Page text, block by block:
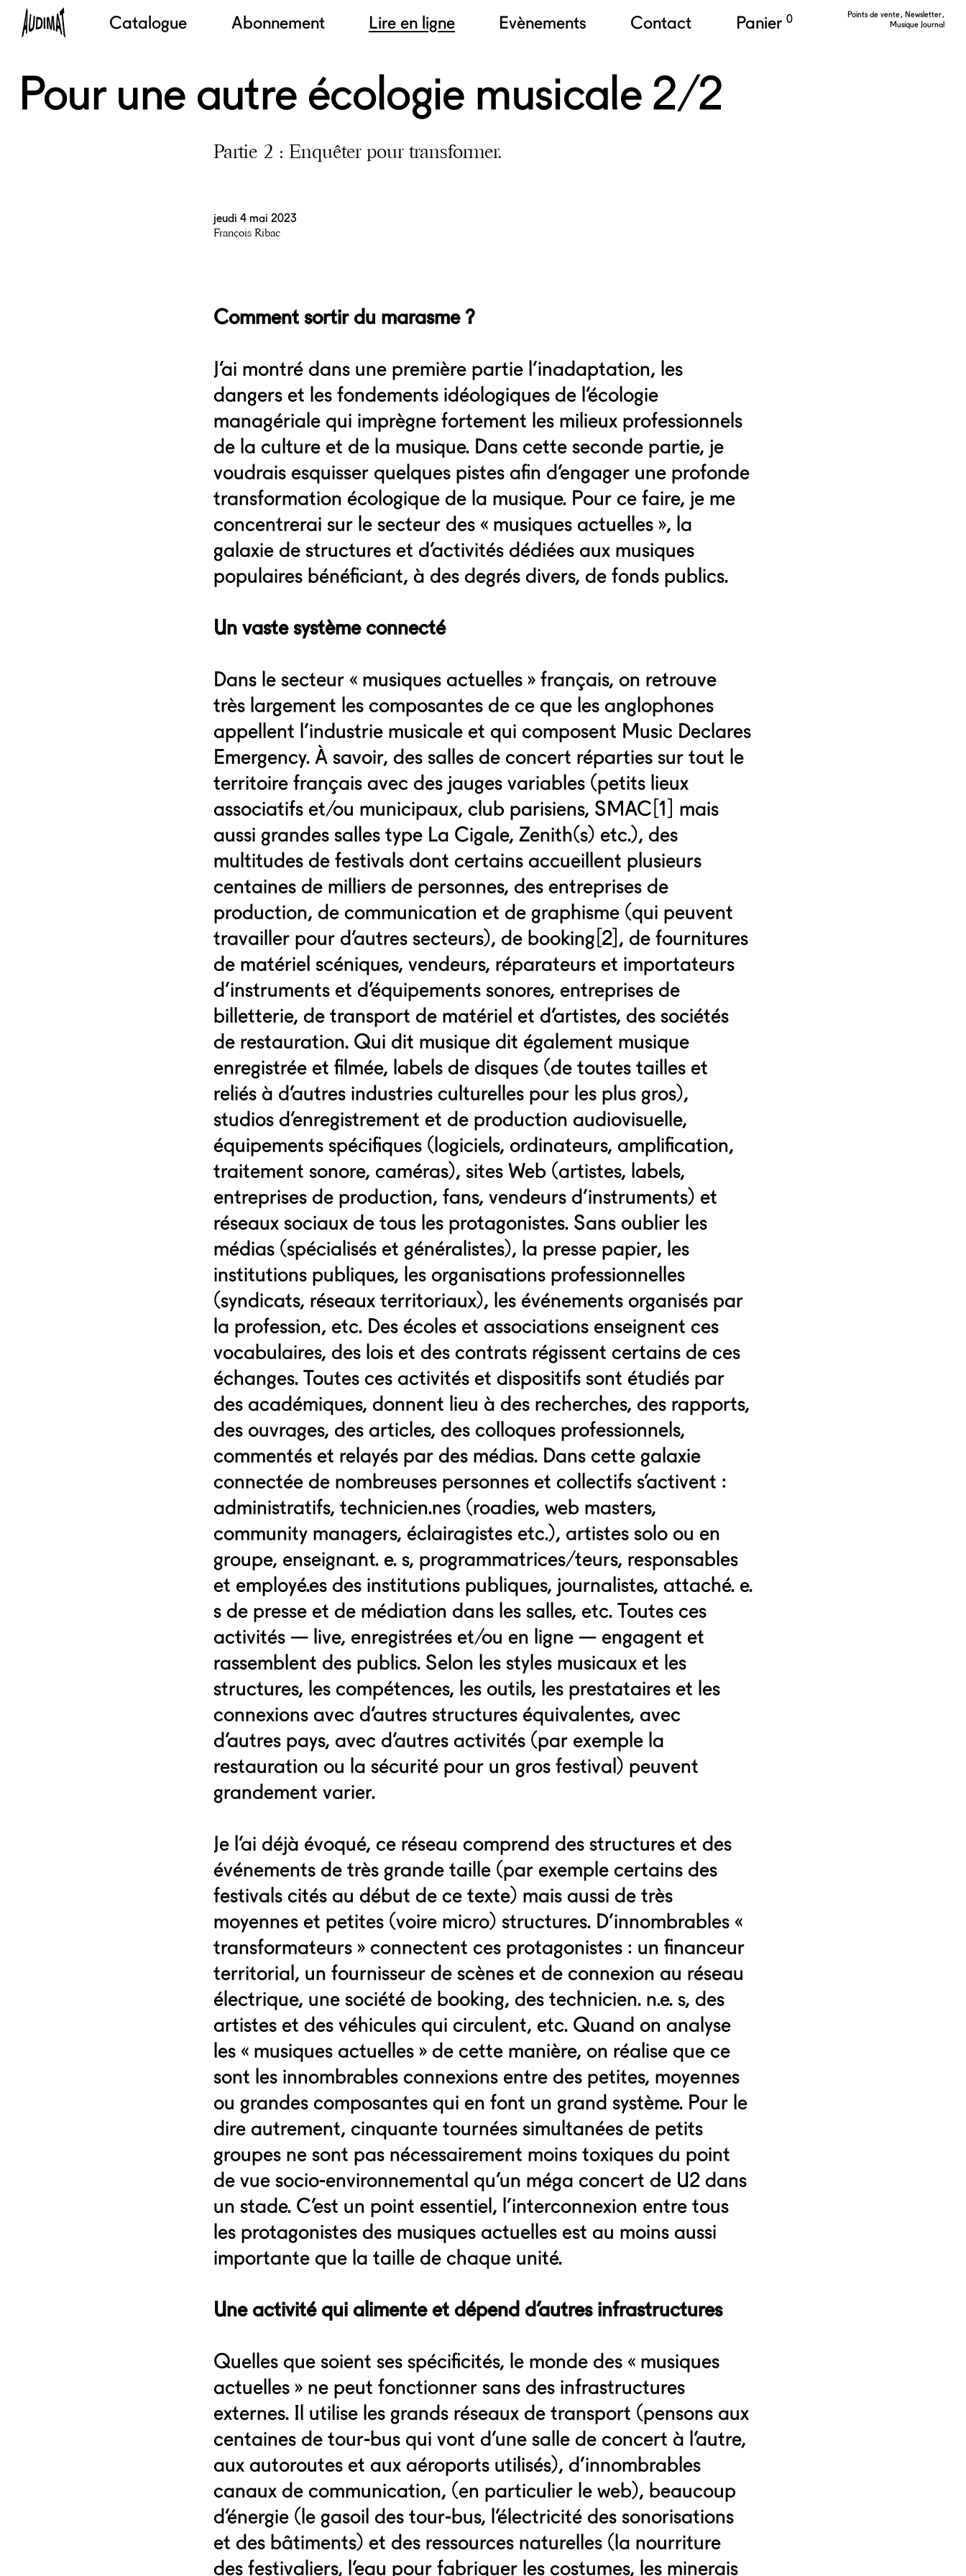
Catalogue Abonnement Lire en ligne Evènements Contact Panier 0 Points de vente Newsletter
Musique Journal
Pour une autre écologie musicale 2/2
Partie 2 : Enquêter pour transformer.
jeudi 4 mai 2023
François Ribac
Comment sortir du marasme ?
J’ai montré dans une première partie l’inadaptation, les
dangers et les fondements idéologiques de l’écologie
managériale qui imprègne fortement les milieux professionnels
de la culture et de la musique. Dans cette seconde partie, je
voudrais esquisser quelques pistes afin d’engager une profonde
transformation écologique de la musique. Pour ce faire, je me
concentrerai sur le secteur des « musiques actuelles », la
galaxie de structures et d’activités dédiées aux musiques
populaires bénéficiant, à des degrés divers, de fonds publics.
Un vaste système connecté
Dans le secteur « musiques actuelles » français, on retrouve
très largement les composantes de ce que les anglophones
appellent l’industrie musicale et qui composent Music Declares
Emergency. À savoir, des salles de concert réparties sur tout le
territoire français avec des jauges variables (petits lieux
associatifs et/ou municipaux, club parisiens, SMAC[1] mais
aussi grandes salles type La Cigale, Zenith(s) etc.), des
multitudes de festivals dont certains accueillent plusieurs
centaines de milliers de personnes, des entreprises de
production, de communication et de graphisme (qui peuvent
travailler pour d’autres secteurs), de booking[2], de fournitures
de matériel scéniques, vendeurs, réparateurs et importateurs
d’instruments et d’équipements sonores, entreprises de
billetterie, de transport de matériel et d’artistes, des sociétés
de restauration. Qui dit musique dit également musique
enregistrée et filmée, labels de disques (de toutes tailles et
reliés à d’autres industries culturelles pour les plus gros),
studios d’enregistrement et de production audiovisuelle,
équipements spécifiques (logiciels, ordinateurs, amplification,
traitement sonore, caméras), sites Web (artistes, labels,
entreprises de production, fans, vendeurs d’instruments) et
réseaux sociaux de tous les protagonistes. Sans oublier les
médias (spécialisés et généralistes), la presse papier, les
institutions publiques, les organisations professionnelles
(syndicats, réseaux territoriaux), les événements organisés par
la profession, etc. Des écoles et associations enseignent ces
vocabulaires, des lois et des contrats régissent certains de ces
échanges. Toutes ces activités et dispositifs sont étudiés par
des académiques, donnent lieu à des recherches, des rapports,
des ouvrages, des articles, des colloques professionnels,
commentés et relayés par des médias. Dans cette galaxie
connectée de nombreuses personnes et collectifs s’activent :
administratifs, technicien.nes (roadies, web masters,
community managers, éclairagistes etc.), artistes solo ou en
groupe, enseignant. e. s, programmatrices/teurs, responsables
et employé.es des institutions publiques, journalistes, attaché. e.
s de presse et de médiation dans les salles, etc. Toutes ces
activités — live, enregistrées et/ou en ligne — engagent et
rassemblent des publics. Selon les styles musicaux et les
structures, les compétences, les outils, les prestataires et les
connexions avec d’autres structures équivalentes, avec
d’autres pays, avec d’autres activités (par exemple la
restauration ou la sécurité pour un gros festival) peuvent
grandement varier.
Je l’ai déjà évoqué, ce réseau comprend des structures et des
événements de très grande taille (par exemple certains des
festivals cités au début de ce texte) mais aussi de très
moyennes et petites (voire micro) structures. D’innombrables «
transformateurs » connectent ces protagonistes : un financeur
territorial, un fournisseur de scènes et de connexion au réseau
électrique, une société de booking, des technicien. n.e. s, des
artistes et des véhicules qui circulent, etc. Quand on analyse
les « musiques actuelles » de cette manière, on réalise que ce
sont les innombrables connexions entre des petites, moyennes
ou grandes composantes qui en font un grand système. Pour le
dire autrement, cinquante tournées simultanées de petits
groupes ne sont pas nécessairement moins toxiques du point
de vue socio-environnemental qu’un méga concert de U2 dans
un stade. C’est un point essentiel, l’interconnexion entre tous
les protagonistes des musiques actuelles est au moins aussi
importante que la taille de chaque unité.
Une activité qui alimente et dépend d’autres infrastructures
Quelles que soient ses spécificités, le monde des « musiques
actuelles » ne peut fonctionner sans des infrastructures
externes. Il utilise les grands réseaux de transport (pensons aux
centaines de tour-bus qui vont d’une salle de concert à l’autre,
aux autoroutes et aux aéroports utilisés), d’innombrables
canaux de communication, (en particulier le web), beaucoup
d’énergie (le gasoil des tour-bus, l’électricité des sonorisations
et des bâtiments) et des ressources naturelles (la nourriture
des festivaliers, l’eau pour fabriquer les costumes, les minerais